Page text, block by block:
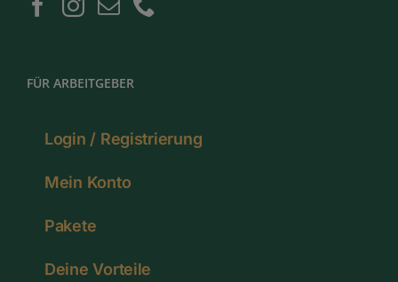
FÜR ARBEITGEBER
Login / Registrierung
Mein Konto
Pakete
Deine Vorteile